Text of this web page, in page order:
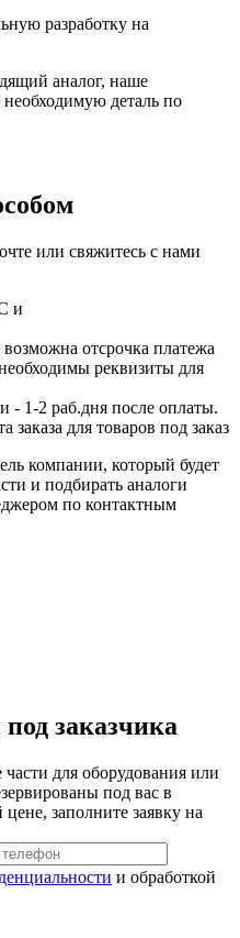
разработку на
аналог, наше
необходимую деталь по
или свяжитесь с нами
и
отсрочка платежа
реквизиты для
- 1-2 раб.дня после оплаты.
заказа для товаров под заказ
компании, который будет
и подбирать аналоги
по контактным
заказчика
для оборудования или
под вас в
заполните заявку на
и обработкой